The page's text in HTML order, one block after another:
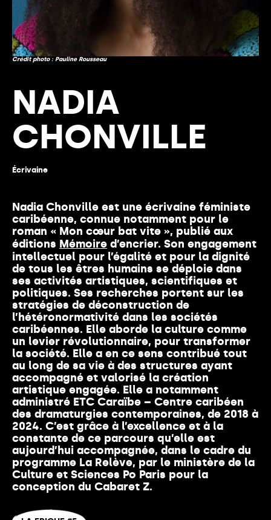
Crédit photo : Pauline Rousseau
NADIA
CHONVILLE
Écrivaine
Nadia Chonville est une écrivaine féministe
caribéenne, connue notamment pour le
roman « Mon cœur bat vite », publié aux
éditions Mémoire d’encrier. Son engagement
intellectuel pour l’égalité et pour la dignité
de tous les êtres humains se déploie dans
ses activités artistiques, scientifiques et
politiques. Ses recherches portent sur les
stratégies de déconstruction de
l’hétéronormativité dans les sociétés
caribéennes. Elle aborde la culture comme
un levier révolutionnaire, pour transformer
la société. Elle a en ce sens contribué tout
au long de sa vie à des structures ayant
accompagné et valorisé la création
artistique engagée. Elle a notamment
administré ETC Caraïbe – Centre caribéen
des dramaturgies contemporaines, de 2018 à
2024. C’est grâce à l’excellence et à la
constante de ce parcours qu’elle est
aujourd’hui accompagnée, dans le cadre du
programme La Relève, par le ministère de la
Culture et Sciences Po Paris pour la
conception du Cabaret Z.